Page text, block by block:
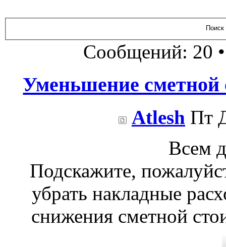
Сообщений: 20
Уменьшение сметной
Atlesh Пт
Всем
Подскажите,
убрать накладные
снижения сметной